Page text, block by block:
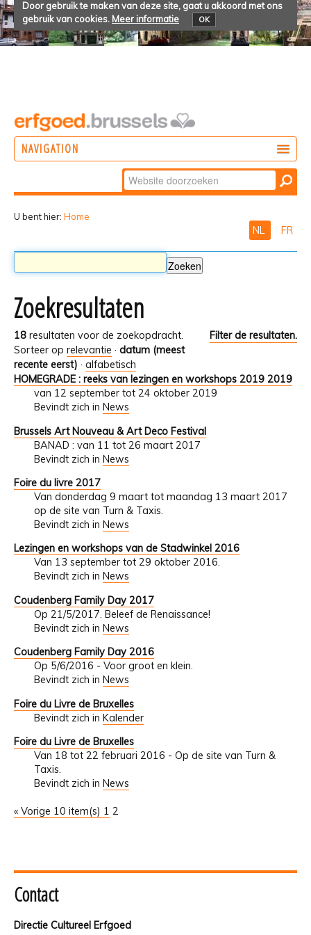
Door gebruik te maken van deze site, gaat u akkoord met ons
gebruik van cookies. Meer informatie OK
NAVIGATION
Zoek
Geavanceerd
U bent hier: Home
NL FR
Zoekresultaten
18 resultaten voor de zoekopdracht.
Filter de resultaten.
Sorteer op relevantie · datum (meest
recente eerst) · alfabetisch
HOMEGRADE : reeks van lezingen en workshops 2019 2019
van 12 september tot 24 oktober 2019
Bevindt zich in News
Brussels Art Nouveau & Art Deco Festival
BANAD : van 11 tot 26 maart 2017
Bevindt zich in News
Foire du livre 2017
Van donderdag 9 maart tot maandag 13 maart 2017
op de site van Turn & Taxis.
Bevindt zich in News
Lezingen en workshops van de Stadwinkel 2016
Van 13 september tot 29 oktober 2016.
Bevindt zich in News
Coudenberg Family Day 2017
Op 21/5/2017. Beleef de Renaissance!
Bevindt zich in News
Coudenberg Family Day 2016
Op 5/6/2016 - Voor groot en klein.
Bevindt zich in News
Foire du Livre de Bruxelles
Bevindt zich in Kalender
Foire du Livre de Bruxelles
Van 18 tot 22 februari 2016 - Op de site van Turn &
Taxis.
Bevindt zich in News
« Vorige 10 item(s) 1 2
Contact
Directie Cultureel Erfgoed